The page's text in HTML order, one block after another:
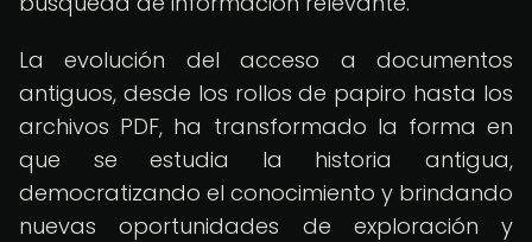
La evolución del acceso a documentos
antiguos, desde los rollos de papiro hasta los
archivos PDF, ha transformado la forma en
que se estudia la historia antigua,
democratizando el conocimiento y brindando
nuevas oportunidades de exploración y